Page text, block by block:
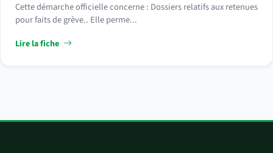
Cette démarche officielle concerne : Dossiers relatifs aux retenues
pour faits de grève.. Elle perme...
Lire la fiche